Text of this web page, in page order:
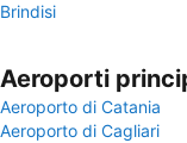
Brindisi
Aeroporti
Aeroporto di Catania
Aeroporto di Cagliari